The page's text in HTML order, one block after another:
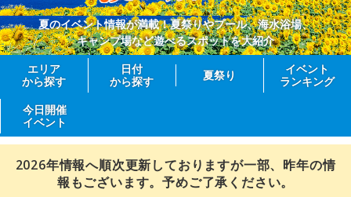
夏のイベント情報が満載！夏祭りやプール、海水浴場、
キャンプ場など遊べるスポットを大紹介
エリア
から探す
日付
から探す
夏祭り
イベント
ランキング
今日開催
イベント
2026年情報へ順次更新しておりますが一部、昨年の情
報もございます。予めご了承ください。